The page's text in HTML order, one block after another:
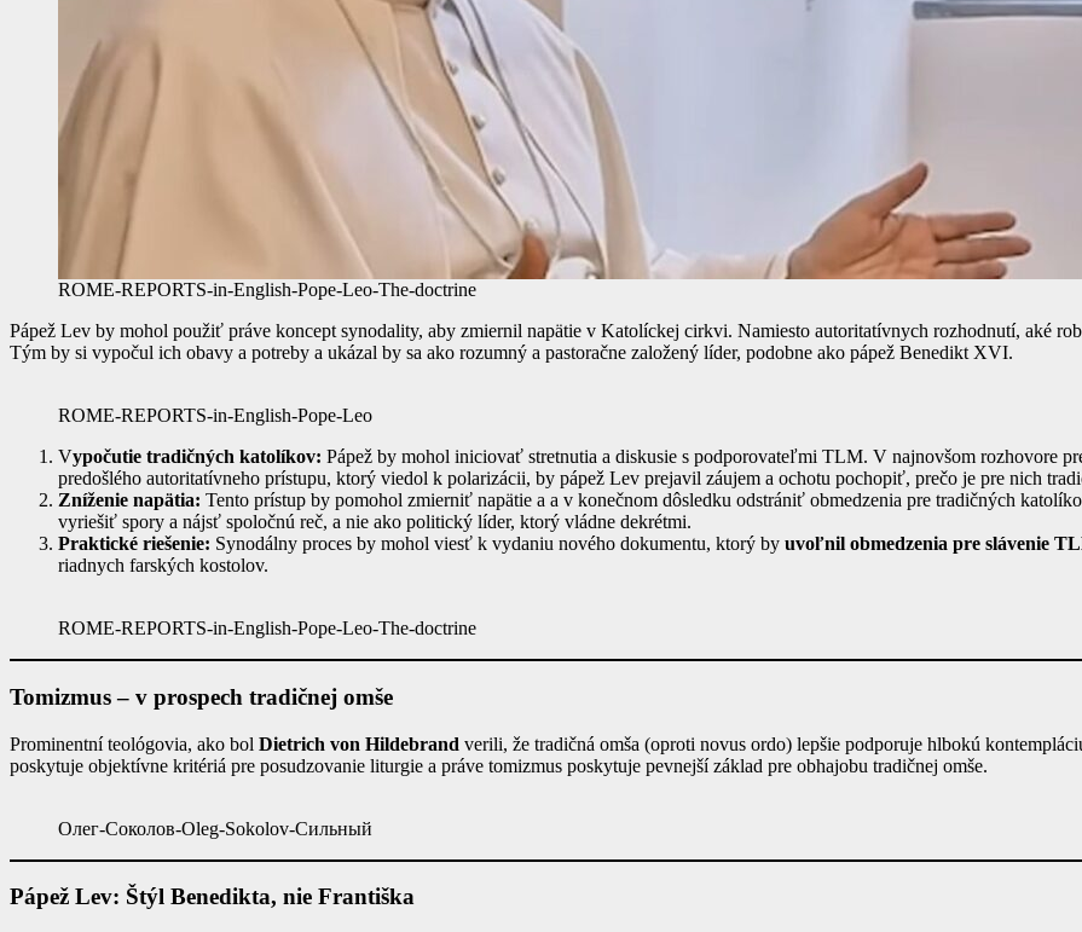
ROME-REPORTS-in-English-Pope-Leo-The-doctrine
Pápež Lev by mohol použiť práve koncept synodality, aby zmiernil napätie v Katolíckej cirkvi. Namiesto autoritatívnych rozhodnutí, aké
Tým by si vypočul ich obavy a potreby a ukázal by sa ako rozumný a pastoračne založený líder, podobne ako pápež Benedikt XVI.
ROME-REPORTS-in-English-Pope-Leo
Vypočutie tradičných katolíkov: Pápež by mohol iniciovať stretnutia a diskusie s podporovateľmi TLM. V najnovšom rozhovore
predošlého autoritatívneho prístupu, ktorý viedol k polarizácii, by pápež Lev prejavil záujem a ochotu pochopiť, prečo je pre nich
Zníženie napätia: Tento prístup by pomohol zmierniť napätie a a v konečnom dôsledku odstrániť obmedzenia pre tradičných
vyriešiť spory a nájsť spoločnú reč, a nie ako politický líder, ktorý vládne dekrétmi.
Praktické riešenie: Synodálny proces by mohol viesť k vydaniu nového dokumentu, ktorý by uvoľnil obmedzenia pre slávenie
riadnych farských kostolov.
ROME-REPORTS-in-English-Pope-Leo-The-doctrine
Tomizmus – v prospech tradičnej omše
Prominentní teológovia, ako bol Dietrich von Hildebrand verili, že tradičná omša (oproti novus ordo) lepšie podporuje hlbokú
poskytuje objektívne kritériá pre posudzovanie liturgie a práve tomizmus poskytuje pevnejší základ pre obhajobu tradičnej omše.
Олег-Соколов-Oleg-Sokolov-Сильный
Pápež Lev: Štýl Benedikta, nie Františka